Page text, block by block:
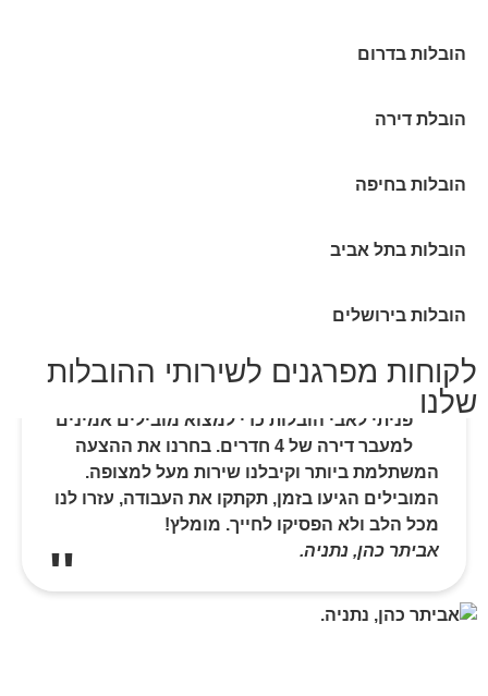
הובלות בדרום
הובלת דירה
הובלות בחיפה
הובלות בתל אביב
הובלות בירושלים
לקוחות מפרגנים לשירותי ההובלות
שלנו
פניתי לאבי הובלות כדי למצוא מובילים אמינים
למעבר דירה של 4 חדרים. בחרנו את ההצעה
המשתלמת ביותר וקיבלנו שירות מעל למצופה.
המובילים הגיעו בזמן, תקתקו את העבודה, עזרו לנו
מכל הלב ולא הפסיקו לחייך. מומלץ!
אביתר כהן, נתניה.